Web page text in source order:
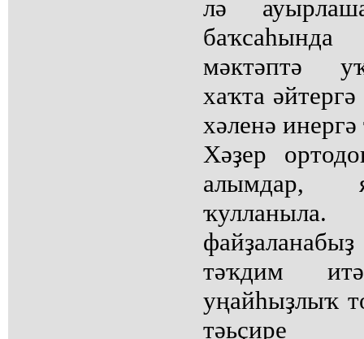
лә
мәктәптә
хаҡта
хәленә
Хәҙер
алымдар,
тәҡдим
уңайһыҙлыҡ
тәьҫире